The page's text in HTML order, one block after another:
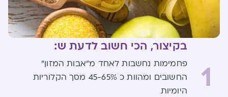
בקיצור, הכי חשוב לדעת ש:
1
פחמימות נחשבות לאחד מ"אבות המזון"
החשובים ומהוות כ 45-65% מסך הקלוריות
היומיות